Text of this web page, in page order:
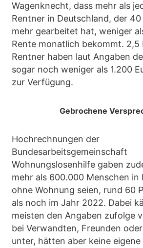
Wagenknecht, dass mehr als
Rentner in Deutschland, der
mehr gearbeitet hat, weniger
Rente monatlich bekommt. 2,5
Rentner haben laut Angaben
sogar noch weniger als 1.200
zur Verfügung.
Gebrochene
Hochrechnungen der
Bundesarbeitsgemeinschaft
Wohnungslosenhilfe gaben
mehr als 600.000 Menschen in
ohne Wohnung seien, rund 60
als noch im Jahr 2022. Dabei
meisten den Angaben zufolge
bei Verwandten, Freunden
unter, hätten aber keine eigene